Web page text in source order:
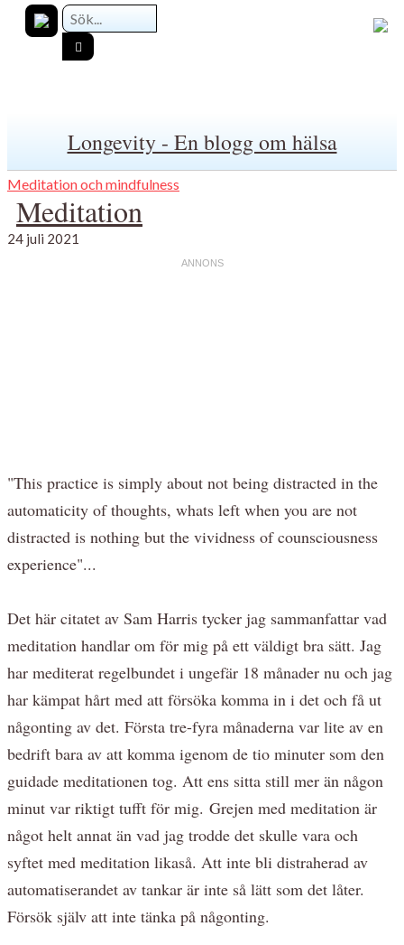
Longevity - En blogg om hälsa
Meditation och mindfulness
Meditation
24 juli 2021
"This practice is simply about not being distracted in the
automaticity of thoughts, whats left when you are not
distracted is nothing but the vividness of counsciousness
experience"...
Det här citatet av Sam Harris tycker jag sammanfattar vad
meditation handlar om för mig på ett väldigt bra sätt. Jag
har mediterat regelbundet i ungefär 18 månader nu och jag
har kämpat hårt med att försöka komma in i det och få ut
någonting av det. Första tre-fyra månaderna var lite av en
bedrift bara av att komma igenom de tio minuter som den
guidade meditationen tog. Att ens sitta still mer än någon
minut var riktigt tufft för mig. Grejen med meditation är
något helt annat än vad jag trodde det skulle vara och
syftet med meditation likaså. Att inte bli distraherad av
automatiserandet av tankar är inte så lätt som det låter.
Försök själv att inte tänka på någonting.